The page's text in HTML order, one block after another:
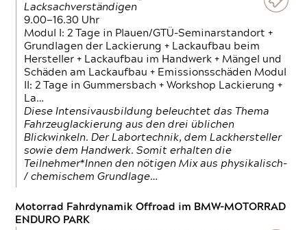
Lacksachverständigen
9.00—16.30 Uhr
Modul I: 2 Tage in Plauen/GTÜ-Seminarstandort +
Grundlagen der Lackierung + Lackaufbau beim
Hersteller + Lackaufbau im Handwerk + Mängel und
Schäden am Lackaufbau + Emissionsschäden Modul
II: 2 Tage in Gummersbach + Workshop Lackierung +
La…
Diese Intensivausbildung beleuchtet das Thema
Fahrzeuglackierung aus den drei üblichen
Blickwinkeln. Der Labortechnik, dem Lackhersteller
sowie dem Handwerk. Somit erhalten die
Teilnehmer*Innen den nötigen Mix aus physikalisch-
/ chemischem Grundlage…
Motorrad Fahrdynamik Offroad im BMW-MOTORRAD
ENDURO PARK